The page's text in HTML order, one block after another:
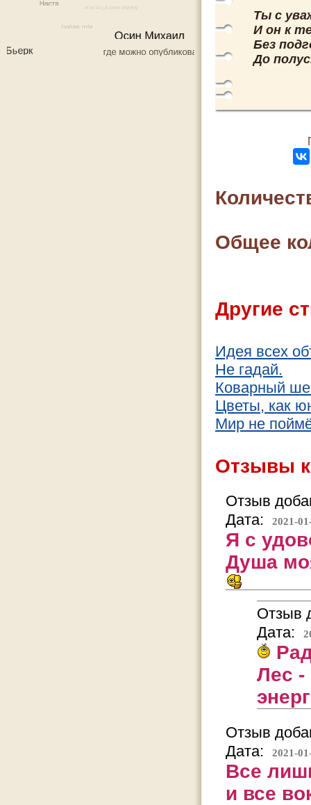
Ты с
И он к
Без
До
Общее
Другие
Идея всех
Не гадай.
Коварный
Цветы, как
Мир не
Отзывы
Отзыв
Дата:
2021-
Я с
Душа
Отзыв
Дата:
Лес -
Отзыв
Дата:
2021-
Все
и все